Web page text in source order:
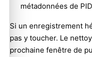
métadonnées de
Si un enregistrement
pas y toucher. Le
prochaine fenêtre de